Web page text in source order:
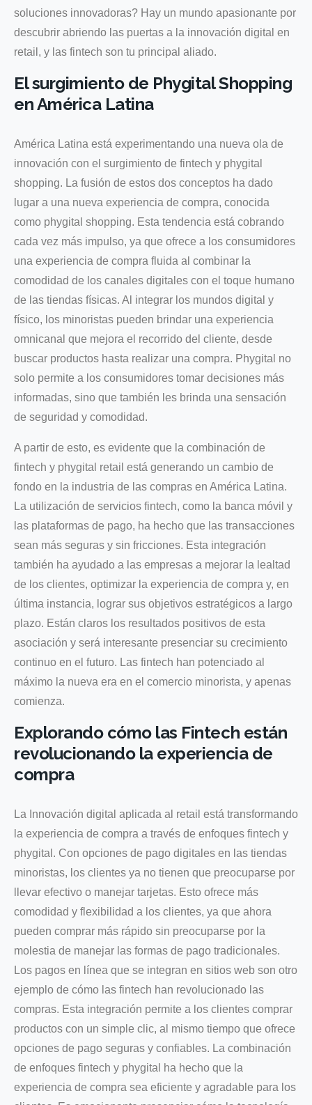
soluciones innovadoras? Hay un mundo apasionante por
descubrir abriendo las puertas a la innovación digital en
retail, y las fintech son tu principal aliado.
El surgimiento de Phygital Shopping
en América Latina
América Latina está experimentando una nueva ola de
innovación con el surgimiento de fintech y phygital
shopping. La fusión de estos dos conceptos ha dado
lugar a una nueva experiencia de compra, conocida
como phygital shopping. Esta tendencia está cobrando
cada vez más impulso, ya que ofrece a los consumidores
una experiencia de compra fluida al combinar la
comodidad de los canales digitales con el toque humano
de las tiendas físicas. Al integrar los mundos digital y
físico, los minoristas pueden brindar una experiencia
omnicanal que mejora el recorrido del cliente, desde
buscar productos hasta realizar una compra. Phygital no
solo permite a los consumidores tomar decisiones más
informadas, sino que también les brinda una sensación
de seguridad y comodidad.
A partir de esto, es evidente que la combinación de
fintech y phygital retail está generando un cambio de
fondo en la industria de las compras en América Latina.
La utilización de servicios fintech, como la banca móvil y
las plataformas de pago, ha hecho que las transacciones
sean más seguras y sin fricciones. Esta integración
también ha ayudado a las empresas a mejorar la lealtad
de los clientes, optimizar la experiencia de compra y, en
última instancia, lograr sus objetivos estratégicos a largo
plazo. Están claros los resultados positivos de esta
asociación y será interesante presenciar su crecimiento
continuo en el futuro. Las fintech han potenciado al
máximo la nueva era en el comercio minorista, y apenas
comienza.
Explorando cómo las Fintech están
revolucionando la experiencia de
compra
La Innovación digital aplicada al retail está transformando
la experiencia de compra a través de enfoques fintech y
phygital. Con opciones de pago digitales en las tiendas
minoristas, los clientes ya no tienen que preocuparse por
llevar efectivo o manejar tarjetas. Esto ofrece más
comodidad y flexibilidad a los clientes, ya que ahora
pueden comprar más rápido sin preocuparse por la
molestia de manejar las formas de pago tradicionales.
Los pagos en línea que se integran en sitios web son otro
ejemplo de cómo las fintech han revolucionado las
compras. Esta integración permite a los clientes comprar
productos con un simple clic, al mismo tiempo que ofrece
opciones de pago seguras y confiables. La combinación
de enfoques fintech y phygital ha hecho que la
experiencia de compra sea eficiente y agradable para los